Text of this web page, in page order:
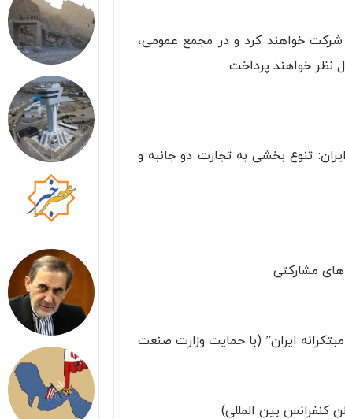
از 180 شرکت عمده روسی شرکت خواهند کرد و در مجمع عمومی،
– ایران: تنوع بخشی به تجارت دو جانبه و
مبتکرانه ایران” (با حمایت وزارت صنعت